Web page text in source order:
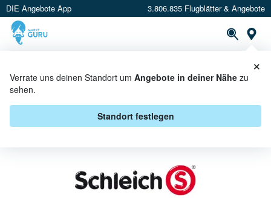
DIE Angebote App 3.806.835 Flugblätter & Angebote
Verrate uns deinen Standort um Angebote in deiner Nähe zu
sehen.
Standort festlegen
×
SCHLEICH ANGEBOTE &